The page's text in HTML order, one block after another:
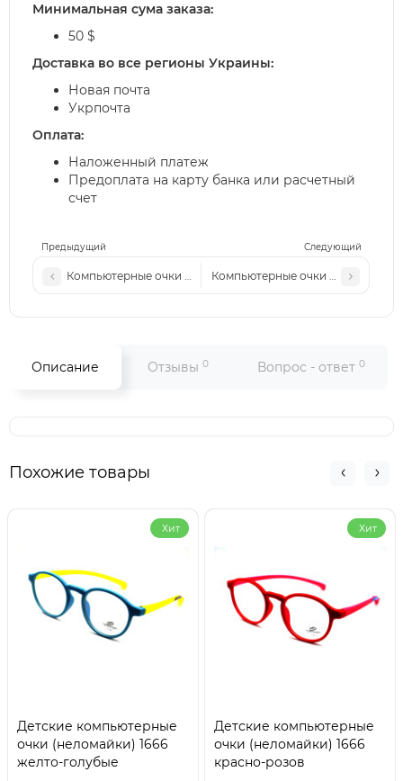
Предыдущий Следующий
Компьютерные очки 23091 Светлая-стальКомпьютерные очки 23091 Золото
Минимальная сума заказа:
50 $
Доставка во все регионы Украины:
Новая почта
Укрпочта
Оплата:
Наложенный платеж
Предоплата на карту банка или расчетный
счет
Описание Отзывы 0 Вопрос - ответ 0
Похожие товары
Хит
Детские компьютерные
очки (неломайки) 1666
желто-голубые
Хит
Детские компьютерные
очки (неломайки) 1666
красно-розов